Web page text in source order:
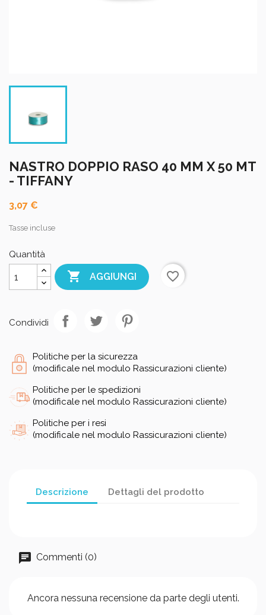
NASTRO DOPPIO RASO 40 MM X 50 MT
- TIFFANY
3,07 €
Tasse incluse
Quantità
 AGGIUNGI favorite_border
Condividi
Politiche per la sicurezza
(modificale nel modulo Rassicurazioni cliente)
Politiche per le spedizioni
(modificale nel modulo Rassicurazioni cliente)
Politiche per i resi
(modificale nel modulo Rassicurazioni cliente)
Descrizione Dettagli del prodotto
Commenti (0)
Ancora nessuna recensione da parte degli utenti.